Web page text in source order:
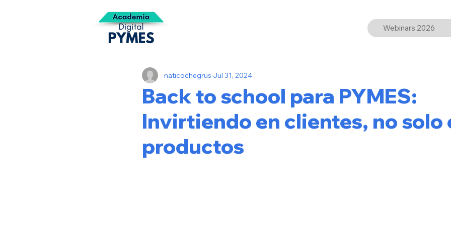
Webinars 2026
Back to school para PYMES:
Invirtiendo en clientes, no solo
productos
naticochegrus Jul 31, 2024